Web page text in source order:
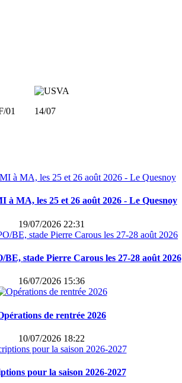
14/07
à MA, les 25 et 26 août 2026 - Le Quesnoy
19/07/2026 22:31
BE, stade Pierre Carous les 27-28 août 2026
16/07/2026 15:36
de rentrée 2026
10/07/2026 18:22
pour la saison 2026-2027